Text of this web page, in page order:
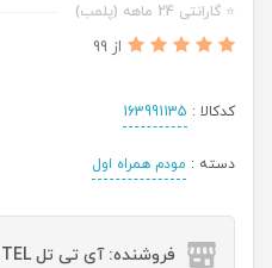
⭐ گارانتی 24 ماهه (پلمب)
از 99
کدکالا : 163991135
دسته : مودم همراه اول
فروشنده: آی تی تل I.T.TEL